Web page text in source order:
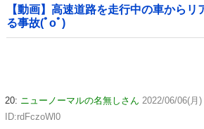
【動画】高速道路を走行中の車からリ
る事故(ﾟoﾟ)
20: ニューノーマルの名無しさん 2022/06/06(月
ID:rdFczoWl0